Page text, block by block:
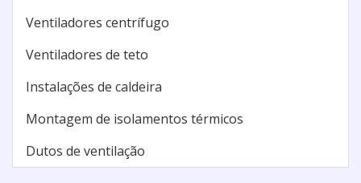
Ventiladores centrífugo
Ventiladores de teto
Instalações de caldeira
Montagem de isolamentos térmicos
Dutos de ventilação